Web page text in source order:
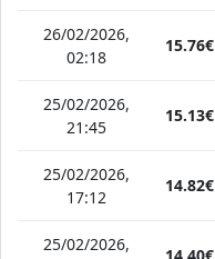
26/02/2026,
02:18
15.76€
25/02/2026,
21:45
15.13€
25/02/2026,
17:12
14.82€
25/02/2026,